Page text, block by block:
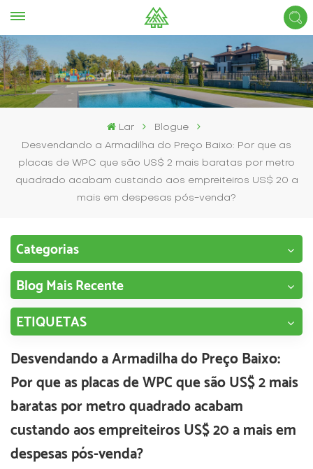
Lar
Blogue
Desvendando a Armadilha do Preço Baixo: Por que as
placas de WPC que são US$ 2 mais baratas por metro
quadrado acabam custando aos empreiteiros US$ 20 a
mais em despesas pós-venda?
Categorias
Blog Mais Recente
ETIQUETAS
Desvendando a Armadilha do Preço Baixo:
Por que as placas de WPC que são US$ 2 mais
baratas por metro quadrado acabam
custando aos empreiteiros US$ 20 a mais em
despesas pós-venda?